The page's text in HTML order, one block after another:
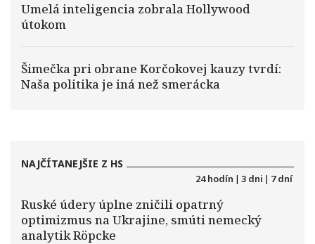
Umelá inteligencia zobrala Hollywood
útokom
Šimečka pri obrane Korčokovej kauzy tvrdí:
Naša politika je iná než smerácka
NAJČÍTANEJŠIE Z HS
24 hodín | 3 dni | 7 dní
Ruské údery úplne zničili opatrný
optimizmus na Ukrajine, smúti nemecký
analytik Röpcke